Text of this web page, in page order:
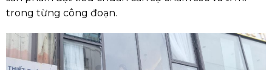
trong từng công đoạn.